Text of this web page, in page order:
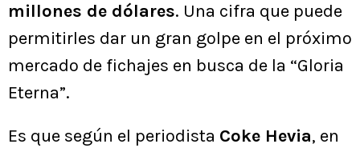
millones de dólares. Una cifra que puede
permitirles dar un gran golpe en el próximo
mercado de fichajes en busca de la “Gloria
Eterna”.
Es que según el periodista Coke Hevia, en